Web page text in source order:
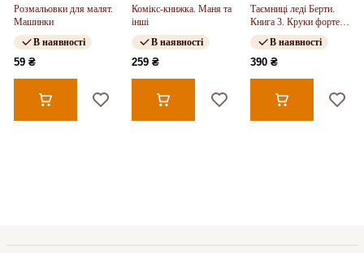
Розмальовки для малят.
Машинки
В наявності
59 ₴
Комікс-книжка. Маня та
інші
В наявності
259 ₴
Таємниці леді Берти.
Книга 3. Круки фортеці
(у)
В наявності
390 ₴